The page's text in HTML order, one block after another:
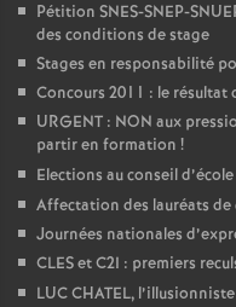
Pétition SNES-SNEP-
des conditions de stage
Stages en responsabilité
Concours 2011 : le résultat
URGENT : NON aux
partir en formation !
Elections au conseil
Affectation des lauréats de
Journées nationales
CLES et C2I : premiers
LUC CHATEL,